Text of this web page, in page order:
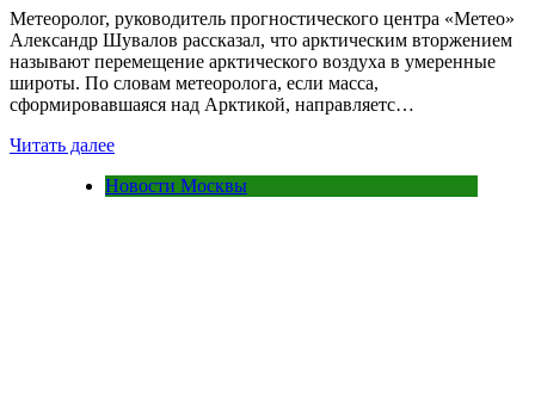
Метеоролог, руководитель прогностического центра «Метео»
Александр Шувалов рассказал, что арктическим вторжением
называют перемещение арктического воздуха в умеренные
широты. По словам метеоролога, если масса,
сформировавшаяся над Арктикой, направляетс…
Читать далее
Новости Москвы